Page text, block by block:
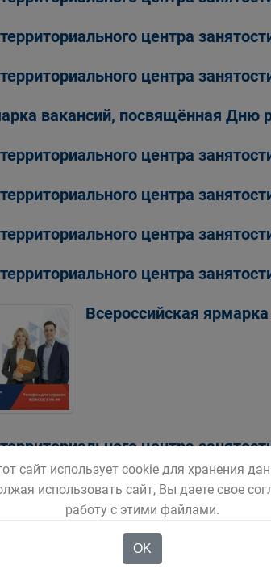
центра
центра
вакансий, посвящённая Дню
центра
центра
центра
центра
Всероссийская
центра
2
сайт использует cookie для хранения
использовать сайт, Вы даете свое
работу с этими файлами.
OK